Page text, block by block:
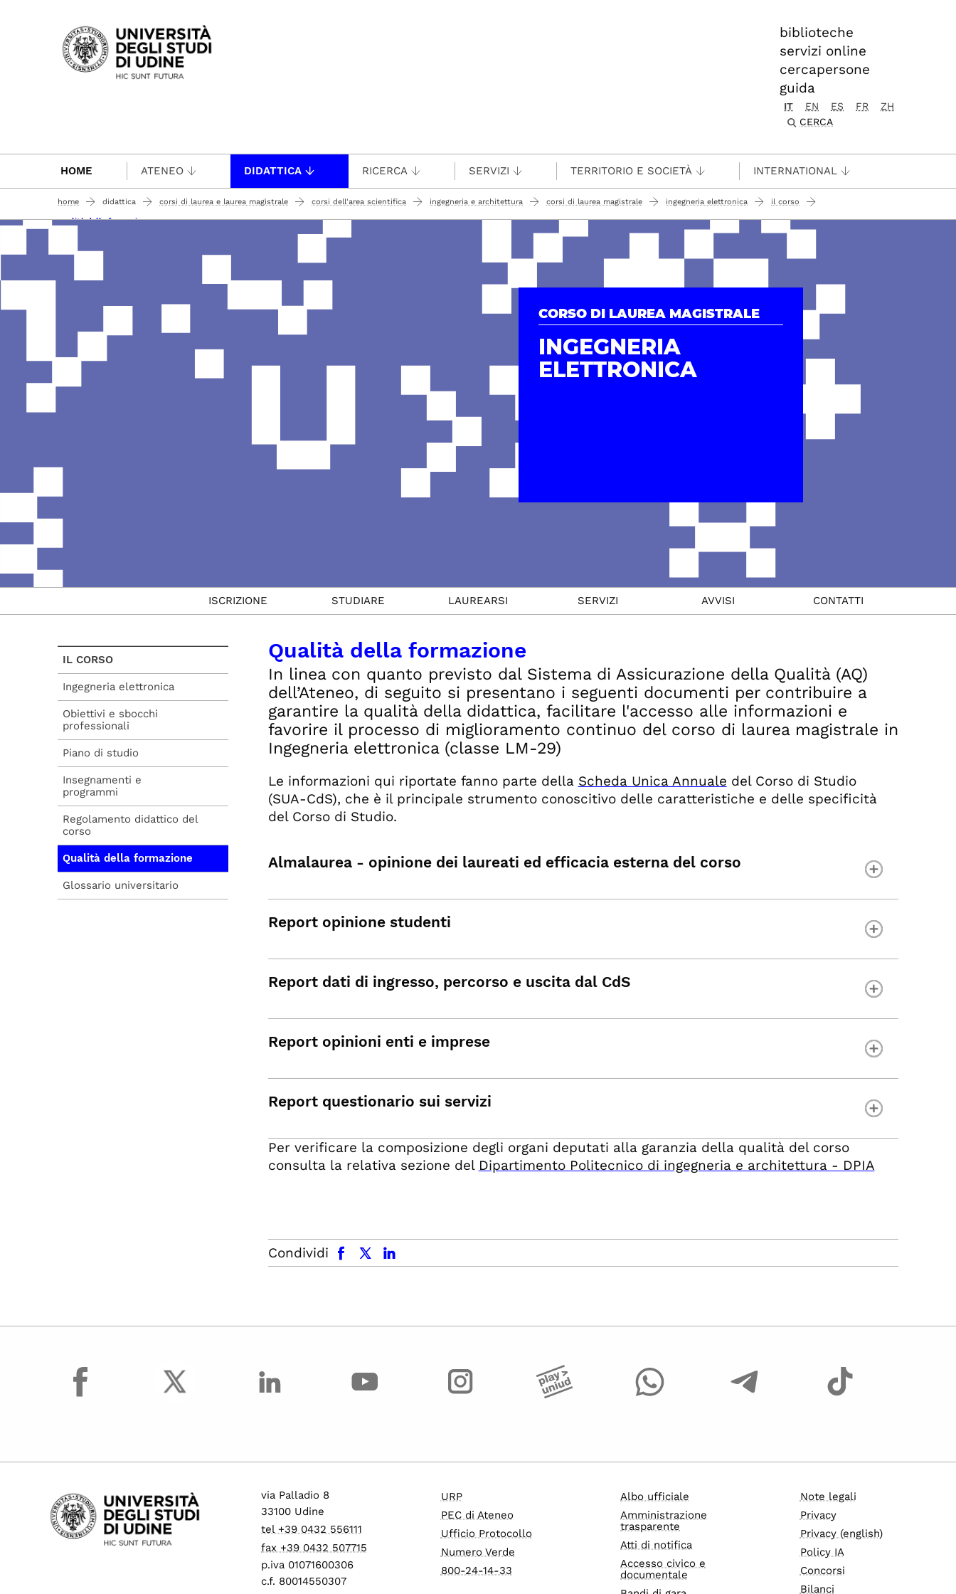
Passa al contenuto principale
biblioteche
servizi online
cercapersone
guida
IT EN ES FR
ZH
CERCA
HOME ATENEO DIDATTICA RICERCA SERVIZI TERRITORIO E SOCIETÀ INTERNATIONAL
home didattica corsi di laurea e laurea magistrale corsi dell'area scientifica ingegneria e architettura corsi di laurea magistrale ingegneria elettronica il corso
qualità della formazione
CORSO DI LAUREA MAGISTRALE
INGEGNERIA
ELETTRONICA
ISCRIZIONE STUDIARE LAUREARSI SERVIZI AVVISI CONTATTI
Qualità della formazione
In linea con quanto previsto dal Sistema di Assicurazione della Qualità (AQ)
dell’Ateneo, di seguito si presentano i seguenti documenti per contribuire a
garantire la qualità della didattica, facilitare l'accesso alle informazioni e
favorire il processo di miglioramento continuo del corso di laurea magistrale in
Ingegneria elettronica (classe LM-29)
Le informazioni qui riportate fanno parte della Scheda Unica Annuale del Corso di Studio
(SUA-CdS), che è il principale strumento conoscitivo delle caratteristiche e delle specificità
del Corso di Studio.
Almalaurea - opinione dei laureati ed efficacia esterna del corso
Report opinione studenti
Report dati di ingresso, percorso e uscita dal CdS
Report opinioni enti e imprese
Report questionario sui servizi
Per verificare la composizione degli organi deputati alla garanzia della qualità del corso
consulta la relativa sezione del Dipartimento Politecnico di ingegneria e architettura - DPIA
Condividi
facebook x.com linkedin
IL CORSO
Ingegneria elettronica
Obiettivi e sbocchi
professionali
Piano di studio
Insegnamenti e
programmi
Regolamento didattico del
corso
Qualità della formazione
Glossario universitario
facebook
via Palladio 8
33100 Udine
tel +39 0432 556111
fax +39 0432 507715
p.iva 01071600306
c.f. 80014550307
URP
PEC di Ateneo
Ufficio Protocollo
Numero Verde
800-24-14-33
Albo ufficiale
Amministrazione
trasparente
Atti di notifica
Accesso civico e
documentale
Note legali
Privacy
Privacy (english)
Policy IA
Concorsi
Bilanci